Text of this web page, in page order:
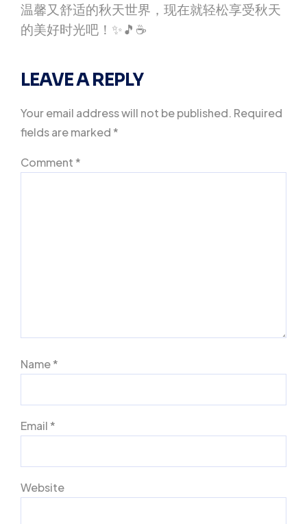
温馨又舒适的秋天世界，现在就轻松享受秋天
的美好时光吧！✨🎵☕
LEAVE A REPLY
Your email address will not be published. Required
fields are marked*
Comment*
Name*
Email*
Website